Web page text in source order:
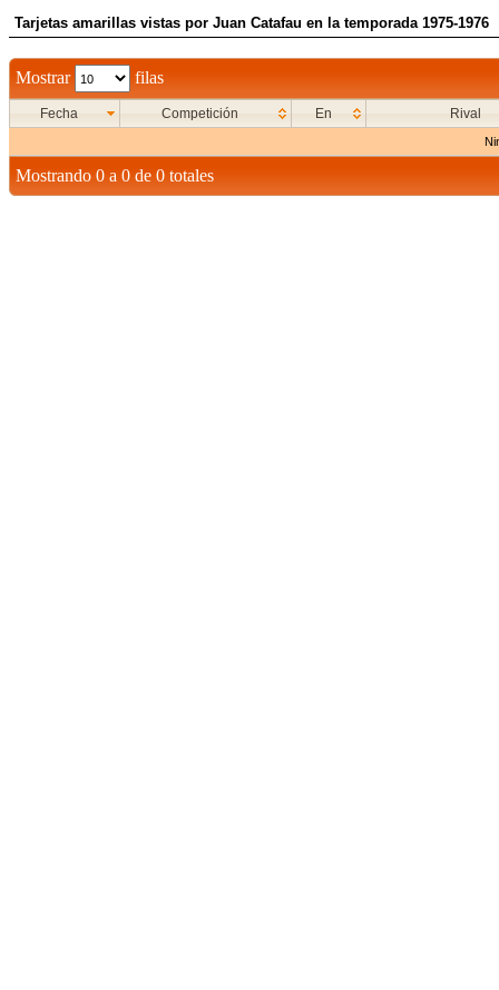
Tarjetas amarillas vistas por Juan Catafau en la temporada 1975-1976
Mostrar filas
Fecha Competición En Rival
Mostrando 0 a 0 de 0 totales